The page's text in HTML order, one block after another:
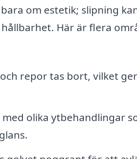
om estetik; slipning
Här är flera
repor tas bort, vilket ger
olika ytbehandlingar